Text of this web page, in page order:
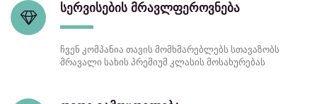
სერვისების მრავლფეროვნება
ჩვენ კომპანია თავის მომხმარებლებს სთავაზობს
მრავალი სახის პრემიუმ კლასის მოსახურებას